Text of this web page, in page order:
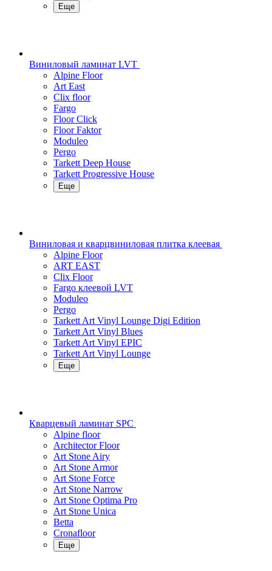
Еще
Виниловый ламинат LVT
Alpine Floor
Art East
Clix floor
Fargo
Floor Click
Floor Faktor
Moduleo
Pergo
Tarkett Deep House
Tarkett Progressive House
Еще
Виниловая и кварцвиниловая плитка клеевая
Alpine Floor
ART EAST
Clix Floor
Fargo клеевой LVT
Moduleo
Pergo
Tarkett Art Vinyl Lounge Digi Edition
Tarkett Art Vinyl Blues
Tarkett Art Vinyl EPIC
Tarkett Art Vinyl Lounge
Еще
Кварцевый ламинат SPC
Alpine floor
Architector Floor
Art Stone Airy
Art Stone Armor
Art Stone Force
Art Stone Narrow
Art Stone Optima Pro
Art Stone Unica
Betta
Cronafloor
Еще